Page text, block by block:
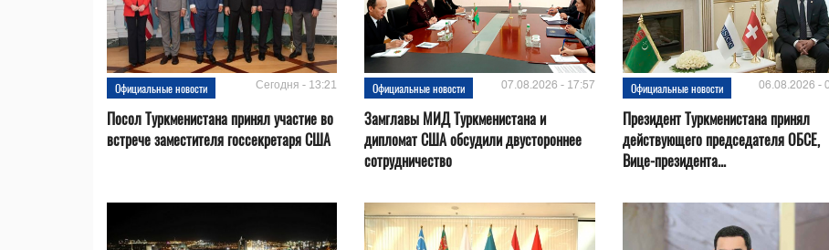
Официальные новости Сегодня - 13:21
Посол Туркменистана принял участие во
встрече заместителя госсекретаря США
Официальные новости 07.08.2026 - 17:57
Замглавы МИД Туркменистана и
дипломат США обсудили двустороннее
сотрудничество
Официальные новости 06.08.2026 -
Президент Туркменистана принял
действующего председателя ОБСЕ,
Вице-президента...